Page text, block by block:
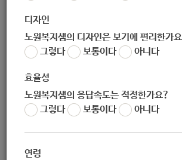
디자인
노원복지샘의 디자인은 보기에 편리한가
그렇다
보통이다 아니다
효율성
노원복지샘의 응답속도는 적정한가요?
그렇다
보통이다 아니다
연령
[녹색환경과] 노원우주학교 직원 채용 공고
19~2020-11-26)
작성자 노원 복지샘
작성일 2020-11-20 10:03